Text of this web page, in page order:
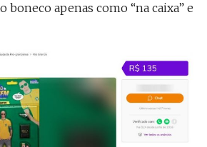
boneco apenas como “na caixa” e